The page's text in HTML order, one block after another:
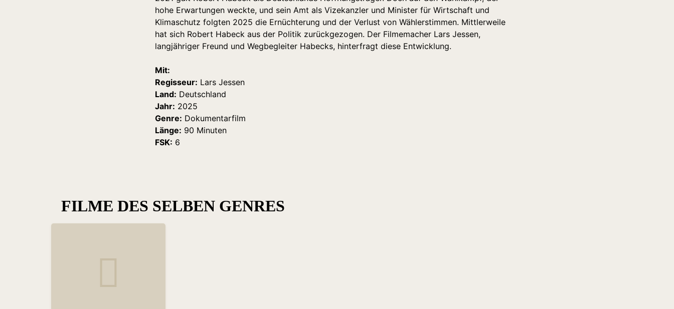
hohe Erwartungen weckte, und sein Amt als Vizekanzler und Minister für Wirtschaft und
Klimaschutz folgten 2025 die Ernüchterung und der Verlust von Wählerstimmen. Mittlerweile
hat sich Robert Habeck aus der Politik zurückgezogen. Der Filmemacher Lars Jessen,
langjähriger Freund und Wegbegleiter Habecks, hinterfragt diese Entwicklung.
Mit:
Regisseur: Lars Jessen
Land: Deutschland
Jahr: 2025
Genre: Dokumentarfilm
Länge: 90 Minuten
FSK: 6
FILME DES SELBEN GENRES